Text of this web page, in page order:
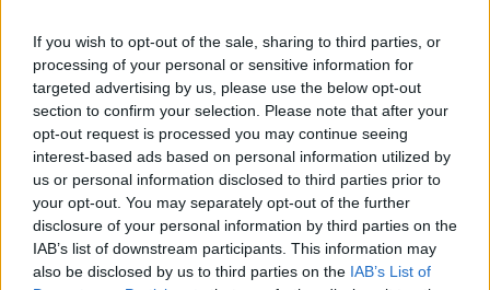
If you wish to opt-out of the sale, sharing to third parties, or
processing of your personal or sensitive information for
targeted advertising by us, please use the below opt-out
section to confirm your selection. Please note that after your
opt-out request is processed you may continue seeing
interest-based ads based on personal information utilized by
us or personal information disclosed to third parties prior to
your opt-out. You may separately opt-out of the further
disclosure of your personal information by third parties on the
IAB’s list of downstream participants. This information may
also be disclosed by us to third parties on the IAB’s List of
cliccandoqui
TEMI:
Auto La Maddalena
Comune La Maddalena
Notizie La Maddalena
Parcheggi La Maddalena
Posti Auto La Maddalena
Condividi l'articolo
F T PiWS